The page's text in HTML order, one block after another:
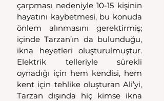
çarpması nedeniyle 10-15 kişinin
hayatını kaybetmesi, bu konuda
önlem alınmasını gerektirmiş;
içinde Tarzan’ın da bulunduğu,
ikna heyetleri oluşturulmuştur.
Elektrik telleriyle sürekli
oynadığı için hem kendisi, hem
kent için tehlike oluşturan Ali’yi,
Tarzan dışında hiç kimse ikna